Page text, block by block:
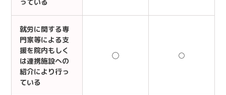
就労に関する専
門家等による支
援を院内もしく
は連携施設への
紹介により行っ
ている
◯ ○